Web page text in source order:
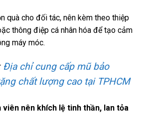
quà cho đối tác, nên kèm theo thiệp
thông điệp cá nhân hóa để tạo cảm
máy móc.
Địa chỉ cung cấp mũ bảo
chất lượng cao tại TPHCM
viên nên khích lệ tinh thần, lan tỏa